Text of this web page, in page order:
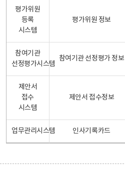
평가위원
등록
시스템
평가위원 정보
참여기관
선정평가시스템
참여기관 선정평가 정보
제안서
접수
시스템
제안서 접수정보
업무관리시스템 인사기록카드